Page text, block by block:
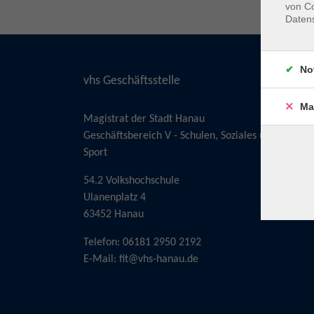
vhs Geschäftsstelle
Magistrat der Stadt Hanau
Geschäftsbereich V - Schulen, Soziales und
Sport
54.2 Volkshochschule
Ulanenplatz 4
63452 Hanau
Telefon: 06181 2950 2192
E-Mail: fit@vhs-hanau.de
von